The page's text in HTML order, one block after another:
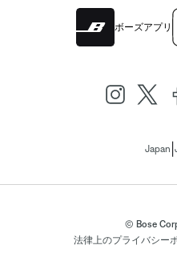
ボーズアプリ
Japan
© Bose
法律上のプライバシー